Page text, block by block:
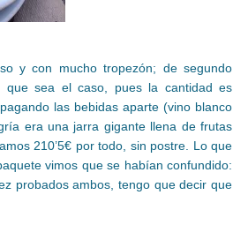
y con mucho tropezón; de segundo
sea el caso, pues la cantidad es
las bebidas aparte (vino blanco
era una jarra gigante llena de frutas
210’5€ por todo, sin postre. Lo que
vimos que se habían confundido:
probados ambos, tengo que decir que